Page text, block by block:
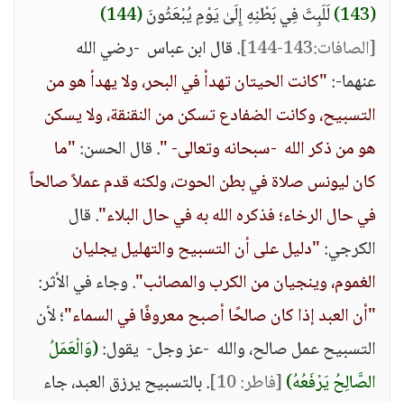
(143)
لَلَبِثَ فِي بَطْنِهِ إِلَىٰ يَوْمِ يُبْعَثُونَ(144)
[الصافات:143-144]
. قال ابن عباس -رضي الله
عنهما-:"كانت الحيتان تهدأ في البحر، ولا يهدأ هو من
التسبيح، وكانت الضفادع تسكن من النقنقة، ولا يسكن
هو من ذكر الله -سبحانه وتعالى- ". قال الحسن:"ما
كان ليونس صلاة في بطن الحوت، ولكنه قدم عملاً صالحاً
في حال الرخاء؛ فذكره الله به في حال البلاء". قال
الكرجي:"دليل على أن التسبيح والتهليل يجليان
الغموم، وينجيان من الكرب والمصائب". وجاء في الأثر:
"أن العبد إذا كان صالحًا أصبح معروفًا في السماء"؛ لأن
التسبيح عمل صالح، والله -عز وجل- يقول:(وَالْعَمَلُ
الصَّالِحُ يَرْفَعُهُ)[فاطر: 10]
. بالتسبيح يرزق العبد، جاء